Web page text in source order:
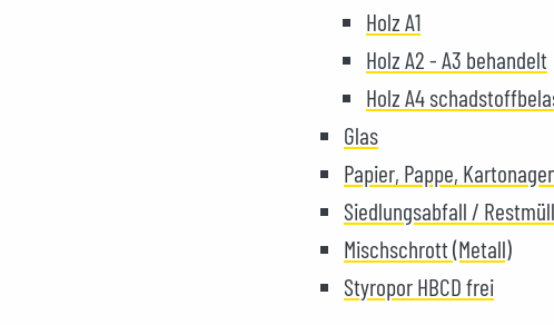
Holz A1
Holz A2 - A3 behandelt
Holz A4
Glas
Papier, Pappe,
Siedlungsabfall / Restmüll
Mischschrott (Metall)
Styropor HBCD frei